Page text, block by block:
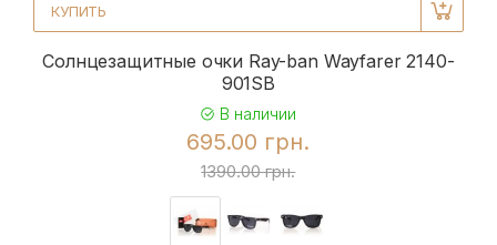
КУПИТЬ
Солнцезащитные очки Ray-ban Wayfarer 2140-
901SB
В наличии
695.00 грн.
1390.00 грн.